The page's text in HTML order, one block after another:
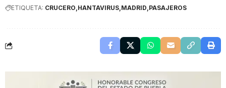
ETIQUETA: CRUCERO HANTAVIRUS MADRID PASAJEROS